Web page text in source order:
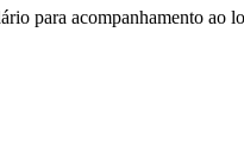
para acompanhamento ao